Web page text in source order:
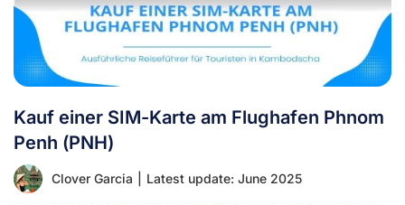
Kauf einer SIM-Karte am Flughafen Phnom
Penh (PNH)
Clover Garcia Latest update: June 2025